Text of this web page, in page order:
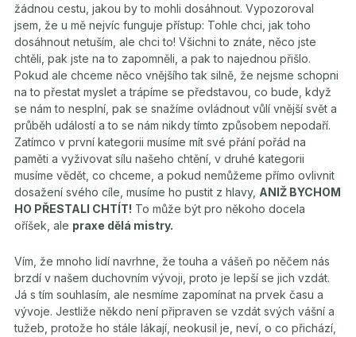
žádnou cestu, jakou by to mohli dosáhnout. Vypozoroval
jsem, že u mě nejvíc funguje přístup: Tohle chci, jak toho
dosáhnout netuším, ale chci to! Všichni to znáte, něco jste
chtěli, pak jste na to zapomněli, a pak to najednou přišlo.
Pokud ale chceme něco vnějšího tak silně, že nejsme schopni
na to přestat myslet a trápíme se představou, co bude, když
se nám to nesplní, pak se snažíme ovládnout vůlí vnější svět a
průběh událostí a to se nám nikdy tímto způsobem nepodaří.
Zatímco v první kategorii musíme mít své přání pořád na
paměti a vyživovat sílu našeho chtění, v druhé kategorii
musíme vědět, co chceme, a pokud nemůžeme přímo ovlivnit
dosažení svého cíle, musíme ho pustit z hlavy, ANIŽ BYCHOM
HO PŘESTALI CHTÍT! To může být pro někoho docela
oříšek, ale praxe dělá mistry.
Vím, že mnoho lidí navrhne, že touha a vášeň po něčem nás
brzdí v našem duchovním vývoji, proto je lepší se jich vzdát.
Já s tím souhlasím, ale nesmíme zapomínat na prvek času a
vývoje. Jestliže někdo není připraven se vzdát svých vášní a
tužeb, protože ho stále lákají, neokusil je, neví, o co přichází,